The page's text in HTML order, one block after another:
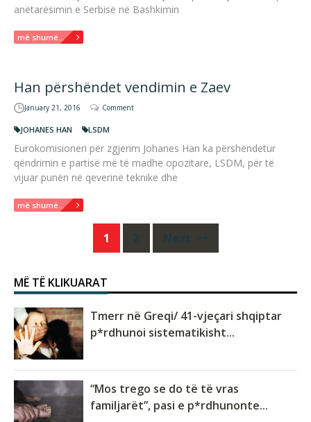
anëtarësimin e Serbisë në Bashkimin
më shumë...
Han përshëndet vendimin e Zaev
January 21, 2016 Comment
JOHANES HAN LSDM
Eurokomisioneri për zgjerim Johanes Han ka përshëndetur
qëndrimin e partisë më të madhe opozitare, LSDM, për të
vijuar punën në qeverinë teknike dhe
më shumë...
navigation
1 2 Next
MË TË KLIKUARAT
Tmerr në Greqi/ 41-vjeçari shqiptar
p*rdhunoi sistematikisht...
“Mos trego se do të të vras
familjarët”, pasi e p*rdhunonte...